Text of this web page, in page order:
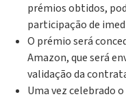
prémios obtidos,
participação de
O prémio será
Amazon, que será
validação da
Uma vez celebrado